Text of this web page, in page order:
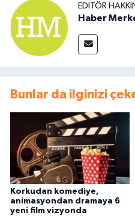
EDITÖR
Haber
Bunlar da ilginizi
Korkudan komediye,
animasyondan dramaya 6
yeni film vizyonda